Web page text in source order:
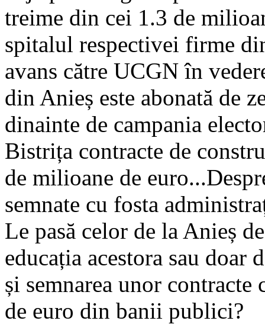
treime din cei 1.3 de
spitalul respectivei firme
avans către UCGN în
din Anieș este abonată de
dinainte de campania
Bistrița contracte de
de milioane de
semnate cu fosta
Le pasă celor de la Anieș
educația acestora sau
și semnarea unor contracte
de euro din banii publici?